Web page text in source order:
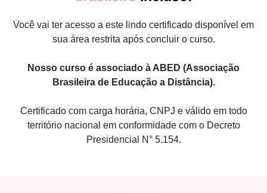
Você vai ter acesso a este lindo certificado disponível em
sua área restrita após concluir o curso.
Nosso curso é associado à ABED (Associação
Brasileira de Educação a Distância).
Certificado com carga horária, CNPJ e válido em todo
território nacional em conformidade com o Decreto
Presidencial N° 5.154.